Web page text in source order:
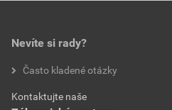
Nevíte si rady?
Často kladené otázky
Kontaktujte naše